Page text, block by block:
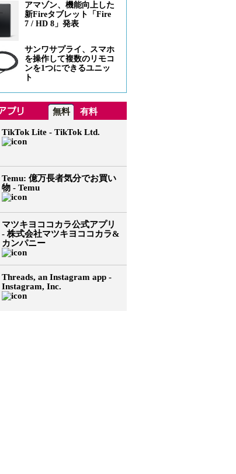
アマゾン、機能向上した
新Fireタブレット「Fire
7 / HD 8」発表
サンワサプライ、スマホ
を操作して複数のリモコ
ンを1つにできるユニッ
ト
無料 有料
TikTok Lite - TikTok Ltd.
Temu: 億万長者気分でお買い
物 - Temu
マツキヨココカラ公式アプリ
- 株式会社マツキヨココカラ&
カンパニー
Threads, an Instagram app -
Instagram, Inc.